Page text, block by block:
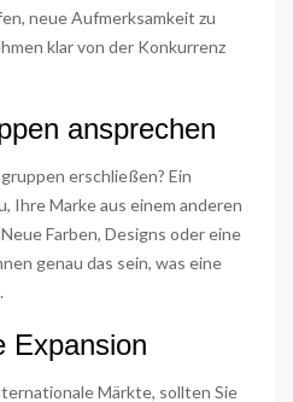
neue Aufmerksamkeit zu
klar von der Konkurrenz
ansprechen
erschließen? Ein
Ihre Marke aus einem anderen
Farben, Designs oder eine
genau das sein, was eine
Expansion
Märkte, sollten Sie